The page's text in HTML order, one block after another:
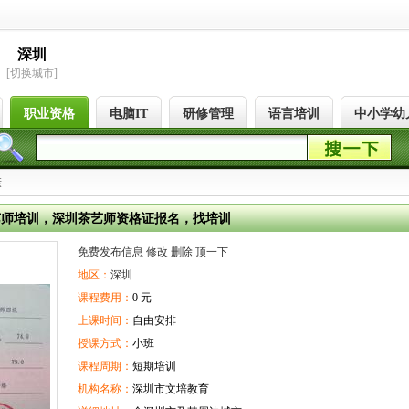
深圳
[切换城市]
职业资格 电脑IT 研修管理 语言培训 中小学幼
培训，深圳茶艺师资格证报名，找培训
免费发布信息 修改 删除 顶一下
地区： 深圳
课程费用： 0 元
上课时间： 自由安排
授课方式： 小班
课程周期： 短期培训
机构名称： 深圳市文培教育